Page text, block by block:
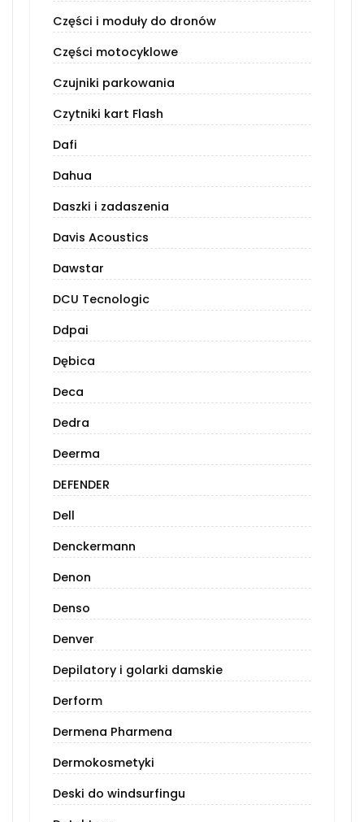
Części i moduły do dronów
Części motocyklowe
Czujniki parkowania
Czytniki kart Flash
Dafi
Dahua
Daszki i zadaszenia
Davis Acoustics
Dawstar
DCU Tecnologic
Ddpai
Dębica
Deca
Dedra
Deerma
DEFENDER
Dell
Denckermann
Denon
Denso
Denver
Depilatory i golarki damskie
Derform
Dermena Pharmena
Dermokosmetyki
Deski do windsurfingu